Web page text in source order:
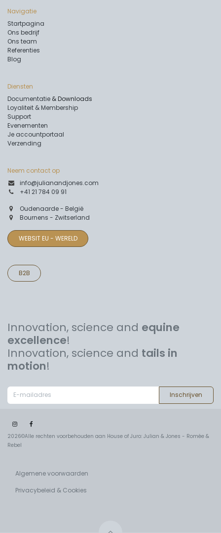
Navigatie
Startpagina
Ons bedrijf
Ons team
Referenties
Blog
Diensten
Documentatie & Downloads
Loyaliteit & Membership
Support
Evenementen
Je accountportaal
Verzending
Neem contact op
info@julianandjones.com
+41 21 784 09 91
Oudenaarde - België
Bournens - Zwitserland
WEBSIT EU - WERELD
B2B
Innovation, science and equine
excellence!
Innovation, science and tails in
motion!
Inschrijven
2026©Alle rechten voorbehouden aan House of Juro: Julian & Jones - Romée &
Rebel
Algemene voorwaarden
Privacybeleid & Cookies